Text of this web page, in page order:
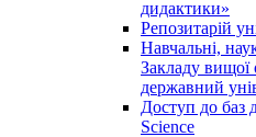
дидактики»
Репозитарій
Навчальні,
Закладу вищої
державний
Доступ до баз
Science